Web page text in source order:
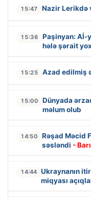
15:47 Nazir Lerikdə
15:36
Paşinyan: Aİ-
hələ şərait
15:25 Azad edilmiş
15:00
Dünyada
məlum olub
14:50
Rəşad Məcid
səsləndi -
14:44 Ukraynanın
miqyası